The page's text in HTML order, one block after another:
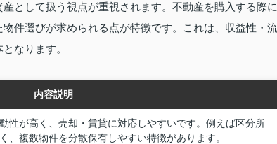
として扱う視点が重視されます。不動産を購入する際に
件選びが求められる点が特徴です。これは、収益性・流
なります。
内容説明
性が高く、売却・賃貸に対応しやすいです。例えば区分所
、複数物件を分散保有しやすい特徴があります。